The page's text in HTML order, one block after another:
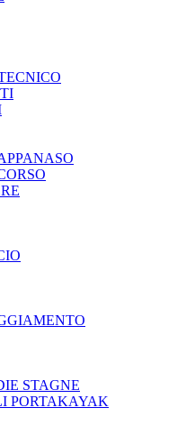
STAGNE
PORTAKAYAK